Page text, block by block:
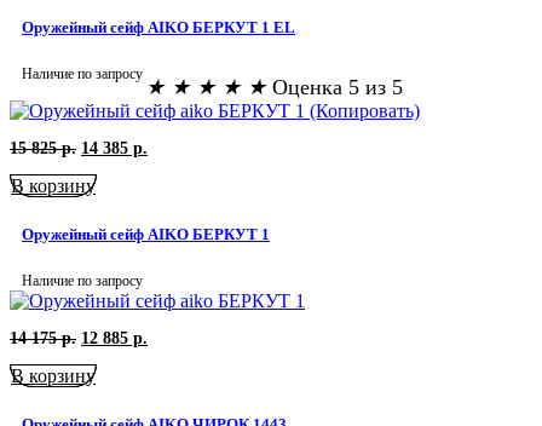
210
р..
р..
Оружейный сейф AIKO БЕРКУТ 1 EL
Наличие по запросу
★ ★ ★ ★ ★ Оценка 5 из 5
15 825р. Первоначальная
составляла
825
р..
14 385 р.
р..
В корзину
Оружейный сейф AIKO БЕРКУТ 1
Наличие по запросу
14 175р. Первоначальная
составляла
175
12 885 р.
р..
В корзину